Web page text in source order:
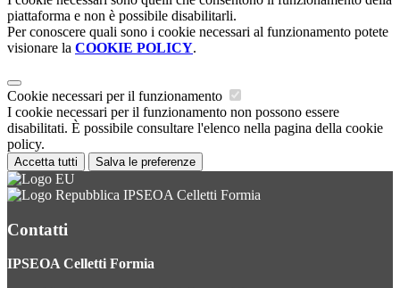
piattaforma e non è possibile disabilitarli.
Per conoscere quali sono i cookie necessari al funzionamento potete
visionare la COOKIE POLICY.
Cookie necessari per il funzionamento
I cookie necessari per il funzionamento non possono essere
disabilitati. È possibile consultare l'elenco nella pagina della cookie
policy.
Accetta tutti Salva le preferenze
IPSEOA Celletti Formia
Contatti
IPSEOA Celletti Formia